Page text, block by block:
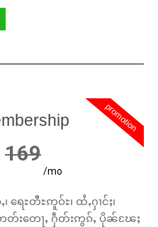
promotion
169
/mo
ရေႊတီႊဢူဝ်ႊ၊ ထႆႇႁၢင်ႈ၊
တ်းတေႃႇ ႁဵတ်းဢွၵ်ႇ ပိုၼ်ၽႄႈ